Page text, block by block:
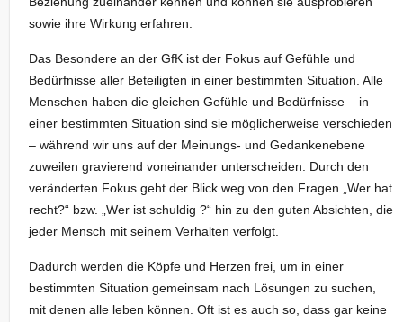
sowie ihre Wirkung erfahren.
Das Besondere an der GfK ist der Fokus auf Gefühle und
Bedürfnisse aller Beteiligten in einer bestimmten Situation. Alle
Menschen haben die gleichen Gefühle und Bedürfnisse – in
einer bestimmten Situation sind sie möglicherweise verschieden
– während wir uns auf der Meinungs- und Gedankenebene
zuweilen gravierend voneinander unterscheiden. Durch den
veränderten Fokus geht der Blick weg von den Fragen „Wer hat
recht?“ bzw. „Wer ist schuldig ?“ hin zu den guten Absichten, die
jeder Mensch mit seinem Verhalten verfolgt.
Dadurch werden die Köpfe und Herzen frei, um in einer
bestimmten Situation gemeinsam nach Lösungen zu suchen,
mit denen alle leben können. Oft ist es auch so, dass gar keine